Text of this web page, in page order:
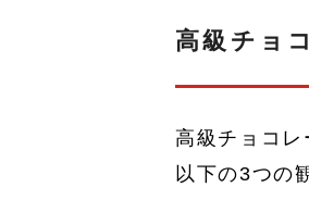
高級チョ
高級チョコレ
以下の3つの